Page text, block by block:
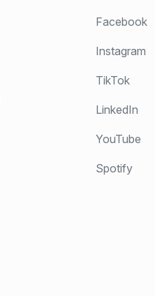
Facebook
Instagram
TikTok
LinkedIn
YouTube
Spotify